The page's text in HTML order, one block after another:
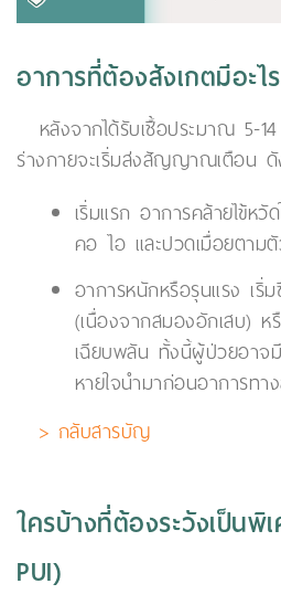
อาการที่ต้องสังเกตมีอะไ
หลังจากได้รับเชื้อประมาณ 5-
ร่างกายจะเริ่มส่งสัญญาณเตือน
เริ่มแรก อาการคล้ายไข้ห
คอ ไอ และปวดเมื่อยตาม
อาการหนักหรือรุนแรง เ
(เนื่องจากสมองอักเสบ) ห
เฉียบพลัน ทั้งนี้ผู้ป่วยอาจ
หายใจนำมาก่อนอาการทา
> กลับสารบัญ
ใครบ้างที่ต้องระวังเป็นพิ
PUI)